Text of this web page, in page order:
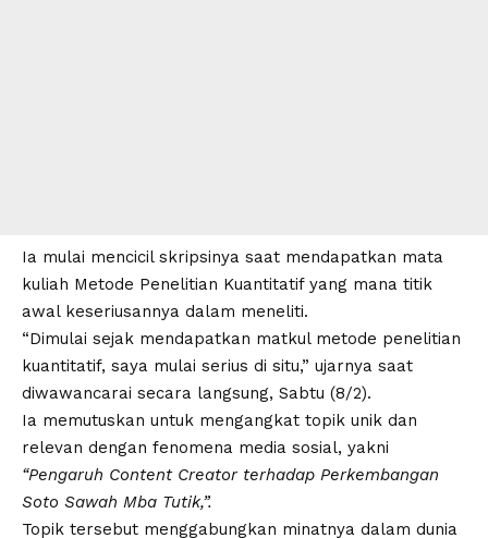
Ia mulai mencicil skripsinya saat mendapatkan mata
kuliah Metode Penelitian Kuantitatif yang mana titik
awal keseriusannya dalam meneliti.
“Dimulai sejak mendapatkan matkul metode penelitian
kuantitatif, saya mulai serius di situ,” ujarnya saat
diwawancarai secara langsung, Sabtu (8/2).
Ia memutuskan untuk mengangkat topik unik dan
relevan dengan fenomena media sosial, yakni
“Pengaruh Content Creator terhadap Perkembangan
Soto Sawah Mba Tutik,”.
Topik tersebut menggabungkan minatnya dalam dunia